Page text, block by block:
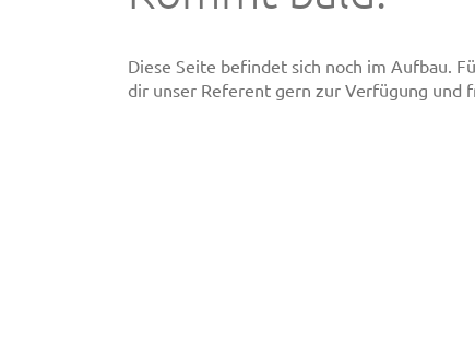
Diese Seite befindet sich noch im Aufbau.
dir unser Referent gern zur Verfügung und